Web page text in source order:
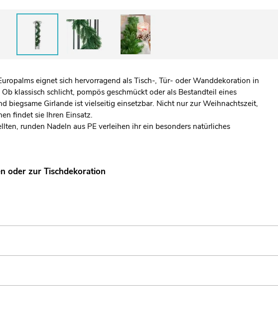
eignet sich hervorragend als Tisch-, Tür- oder Wanddekoration in
klassisch schlicht, pompös geschmückt oder als Bestandteil eines
biegsame Girlande ist vielseitig einsetzbar. Nicht nur zur Weihnachtszeit,
findet sie Ihren Einsatz.
runden Nadeln aus PE verleihen ihr ein besonders natürliches
oder zur Tischdekoration